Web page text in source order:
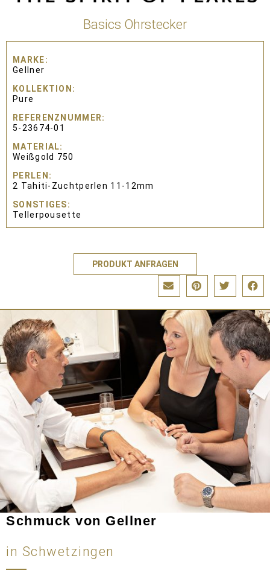
Basics Ohrstecker
MARKE
Gellner
KOLLEKTION
Pure
REFERENZNUMMER
5-23674-01
MATERIAL
Weißgold 750
PERLEN
2 Tahiti-Zuchtperlen 11-12mm
SONSTIGES
Tellerpousette
PRODUKT ANFRAGEN
Schmuck von Gellner
in Schwetzingen